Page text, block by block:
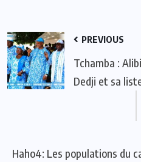
PREVIOUS
Tchamba :
Dedji et sa
Haho4: Les populations du